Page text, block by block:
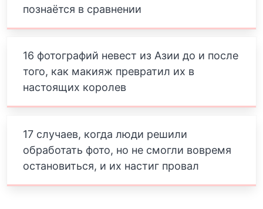
познаётся в сравнении
16 фотографий невест из Азии до и после
того, как макияж превратил их в
настоящих королев
17 случаев, когда люди решили
обработать фото, но не смогли вовремя
остановиться, и их настиг провал